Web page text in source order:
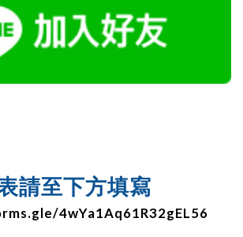
請至下方填寫
4wYa1Aq61R32gEL56